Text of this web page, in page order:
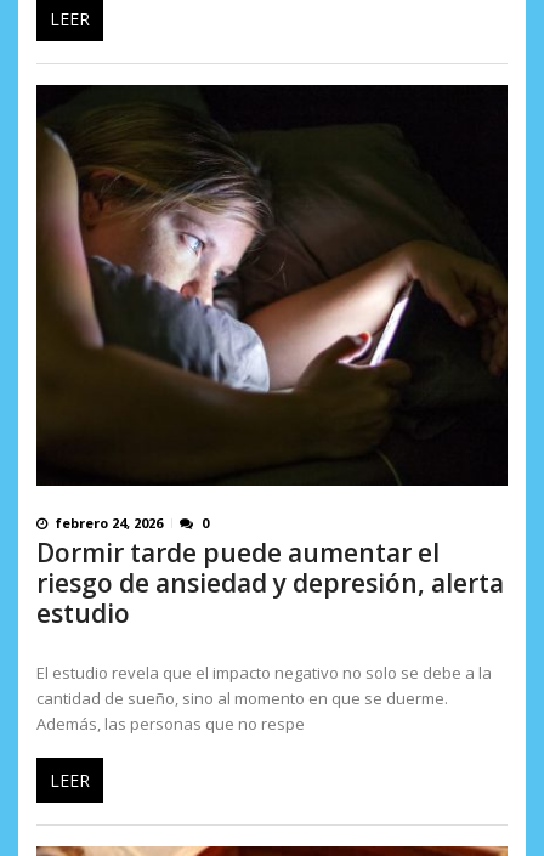
LEER
febrero 24, 2026 0
Dormir tarde puede aumentar el
riesgo de ansiedad y depresión, alerta
estudio
El estudio revela que el impacto negativo no solo se debe a la
cantidad de sueño, sino al momento en que se duerme.
Además, las personas que no respe
LEER